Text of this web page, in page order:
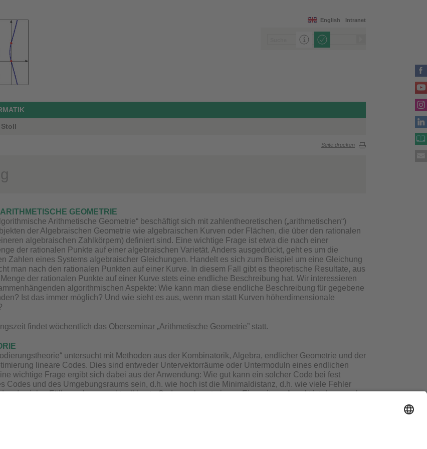
Intranet
English
Seite drucken
GEOMETRIE
Arithmetische Geometrie“ beschäftigt sich mit zahlentheoretischen („arithmetischen“)
der Algebraischen Geometrie wie algebraischen Kurven oder Flächen, die über den rationalen
algebraischen Zahlkörpern) definiert sind. Eine wichtige Frage ist etwa die nach einer
der rationalen Punkte auf einer algebraischen Varietät. Anders ausgedrückt, geht es um die
Zahlen eines Systems algebraischer Gleichungen. Handelt es sich zum Beispiel um eine Gleichung
man nach den rationalen Punkten auf einer Kurve. In diesem Fall gibt es theoretische Resultate, aus
der rationalen Punkte auf einer Kurve stets eine endliche Beschreibung hat. Wir interessieren
algorithmischen Aspekte: Wie kann man diese endliche Beschreibung für gegebene
Ist das immer möglich? Und wie sieht es aus, wenn man statt Kurven höherdimensionale
findet wöchentlich das Oberseminar „Arithmetische Geometrie” statt.
untersucht mit Methoden aus der Kombinatorik, Algebra, endlicher Geometrie und der
lineare Codes. Dies sind entweder Untervektorräume oder Untermoduln eines endlichen
wichtige Frage ergibt sich dabei aus der Anwendung: Wie gut kann ein solcher Code bei fest
Codes und des Umgebungsraums sein, d.h. wie hoch ist die Minimaldistanz, d.h. wie viele Fehler
In vielen Fällen gelang es aktuell beste Codes zu konstruieren. Ein weiterer Aspekt ist dann auch